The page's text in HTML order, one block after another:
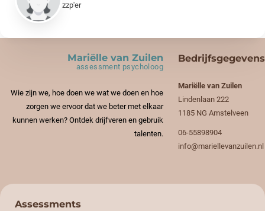
zzp'er
Mariëlle van Zuilen
assessment psycholoog
Wie zijn we, hoe doen we wat we doen en hoe
zorgen we ervoor dat we beter met elkaar
kunnen werken? Ontdek drijfveren en gebruik
talenten.
Assessments
Bedrijfsgegevens
Mariëlle van Zuilen
Lindenlaan 222
1185 NG Amstelveen
06-55898904
info@mariellevanzuilen.nl